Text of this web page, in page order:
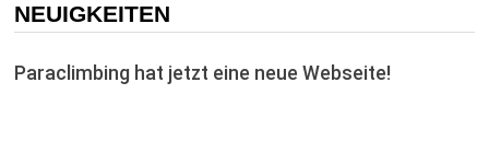
NEUIGKEITEN
Paraclimbing hat jetzt eine neue Webseite!